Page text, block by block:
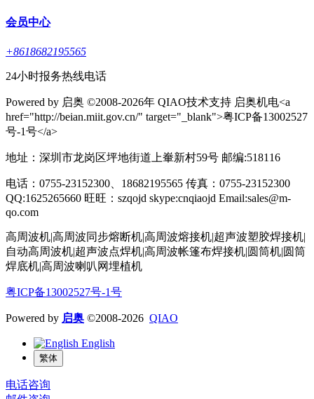
会员中心
+8618682195565
24小时报务热线电话
Powered by 启奥 ©2008-2026年 QIAO技术支持 启奥机电<a
href="http://beian.miit.gov.cn/" target="_blank">粤ICP备13002527
号-1号</a>
地址：深圳市龙岗区坪地街道上輋新村59号 邮编:518116
电话：0755-23152300、18682195565 传真：0755-23152300
QQ:1625265660 旺旺：szqojd skype:cnqiaojd Email:sales@m-
qo.com
高周波机|高周波同步熔断机|高周波熔接机|超声波塑胶焊接机|
自动高周波机|超声波点焊机|高周波帐篷布焊接机|圆筒机|圆筒
焊底机|高周波喇叭网埋植机
粤ICP备13002527号-1号
Powered by 启奥 ©2008-2026 QIAO
English
繁体
电话咨询